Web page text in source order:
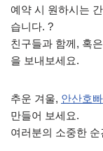
예약 시 원하시는
습니다. ?
친구들과 함께, 혹
을 보내보세요.
추운 겨울, 안산호빠
만들어 보세요.
여러분의 소중한